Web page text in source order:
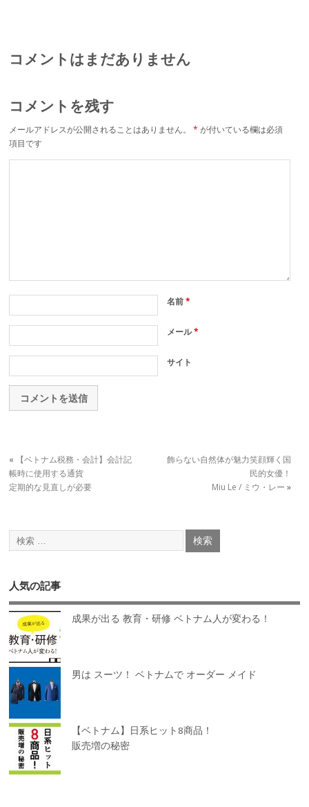
コメントはまだありません
コメントを残す
メールアドレスが公開されることはありません。 * が付いている欄は必須
項目です
名前*
メール*
サイト
«
【ベトナム税務・会計】会計記
帳時に使用する通貨
定期的な見直しが必要
飾らない自然体が魅力笑顔輝く国
民的女優！
Miu Le / ミウ・レー »
人気の記事
成果が出る 教育・研修 ベトナム人が変わる！
男は スーツ！ ベトナムで オーダー メイド
【ベトナム】日系ヒット8商品！
販売増の秘密